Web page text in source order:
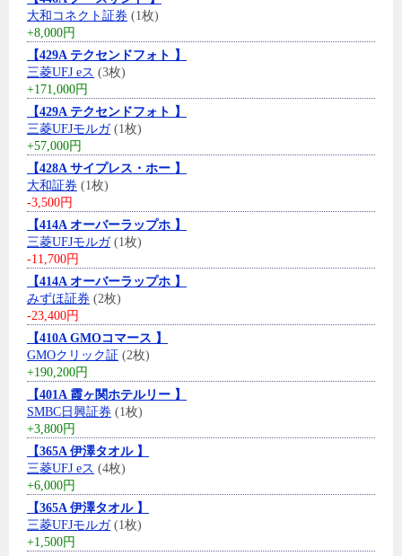
大和コネクト証券 (1枚)
+8,000円
【429A テクセンドフォト 】
三菱UFJ eス (3枚)
+171,000円
【429A テクセンドフォト 】
三菱UFJモルガ(1枚)
+57,000円
【428A サイプレス・ホー 】
大和証券 (1枚)
-3,500円
【414A オーバーラップホ 】
三菱UFJモルガ(1枚)
-11,700円
【414A オーバーラップホ 】
みずほ証券 (2枚)
-23,400円
【410A GMOコマース 】
GMOクリック証 (2枚)
+190,200円
【401A 霞ヶ関ホテルリー 】
SMBC日興証券 (1枚)
+3,800円
【365A 伊澤タオル 】
三菱UFJ eス (4枚)
+6,000円
【365A 伊澤タオル 】
三菱UFJモルガ(1枚)
+1,500円